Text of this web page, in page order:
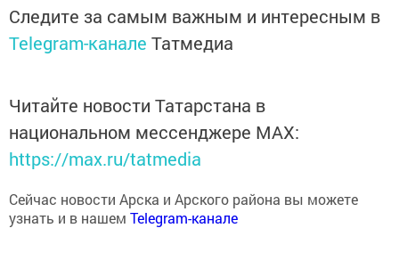
Следите за самым важным и интересным в
Telegram-канале Татмедиа
Читайте новости Татарстана в
национальном мессенджере MАХ:
https://max.ru/tatmedia
Сейчас новости Арска и Арского района вы можете
узнать и в нашем Telegram-канале